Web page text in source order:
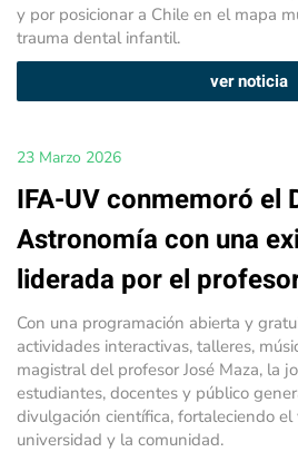
y por posicionar a Chile en el mapa
trauma dental infantil.
ver noticia
23 Marzo 2026
IFA-UV conmemoró el
Astronomía con una
liderada por el
Con una programación abierta y
actividades interactivas, talleres,
magistral del profesor José Maza, la
estudiantes, docentes y público
divulgación científica, fortaleciendo
universidad y la comunidad.